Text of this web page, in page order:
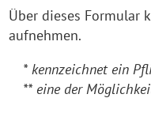
Über dieses Formular
aufnehmen.
* kennzeichnet ein
** eine der